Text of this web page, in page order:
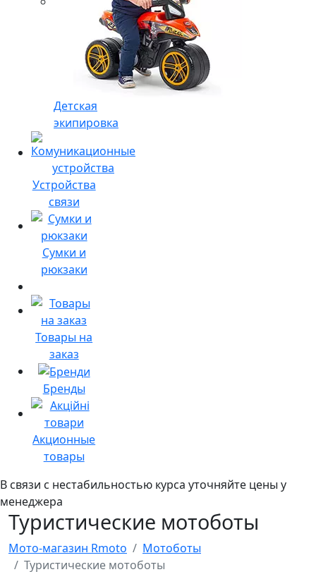
Детская
экипировка
Устройства
связи
Сумки и
рюкзаки
Товары на
заказ
Бренды
Акционные
товары
В связи с нестабильностью курса уточняйте цены у
менеджера
Туристические мотоботы
Мото-магазин Rmoto
Мотоботы
Туристические мотоботы